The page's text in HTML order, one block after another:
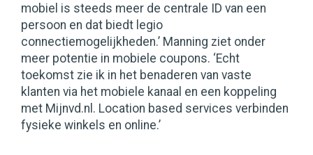
mobiel is steeds meer de centrale ID van een
persoon en dat biedt legio
connectiemogelijkheden.’ Manning ziet onder
meer potentie in mobiele coupons. ‘Echt
toekomst zie ik in het benaderen van vaste
klanten via het mobiele kanaal en een koppeling
met Mijnvd.nl. Location based services verbinden
fysieke winkels en online.’